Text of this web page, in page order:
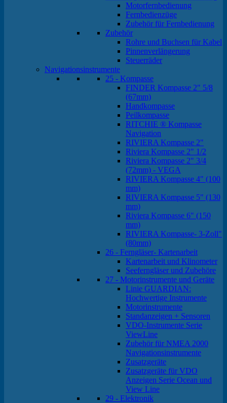
Motorfernbedienung
Fernbedienzüge
Zubehör für Fernbedienung
Zubehör
Rohre und Buchsen für Kabel
Pinnenverlängerung
Steuerräder
Navigationsinstrumente
25 - Kompasse
FINDER Kompasse 2" 5/8
(67mm)
Handkompasse
Peilkompasse
RITCHIE ® Kompasse
Navigation
RIVIERA Kompasse 2"
Riviera Kompasse 2" 1/2
Riviera Kompasse 2" 3/4
(72mm) - VEGA
RIVIERA Kompasse 4" (100
mm)
RIVIERA Kompasse 5" (130
mm)
Riviera Kompasse 6" (150
mm)
RIVIERA Kompasse- 3-Zoll"
(80mm)
26 - Ferngläser- Kartenarbeit
Kartenarbeit und Klinometer
Seeferngläser und Zubehöre
27 - Motorinstrumente und Geräte
Linie GUARDIAN:
Hochwertige Instrumente
Motorinstrumente
Standanzeigen + Sensoren
VDO-Instrumente Serie
ViewLine
Zubehör für NMEA 2000
Navigationsinstrumente
Zusatzgeräte
Zusatzgeräte für VDO
Anzeigen Serie Ocean und
View Line
29 - Elektronik